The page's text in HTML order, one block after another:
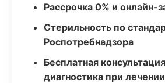
Рассрочка 0% и онлайн-
Стерильность по
Роспотребнадзора
Бесплатная
диагностика при лечении